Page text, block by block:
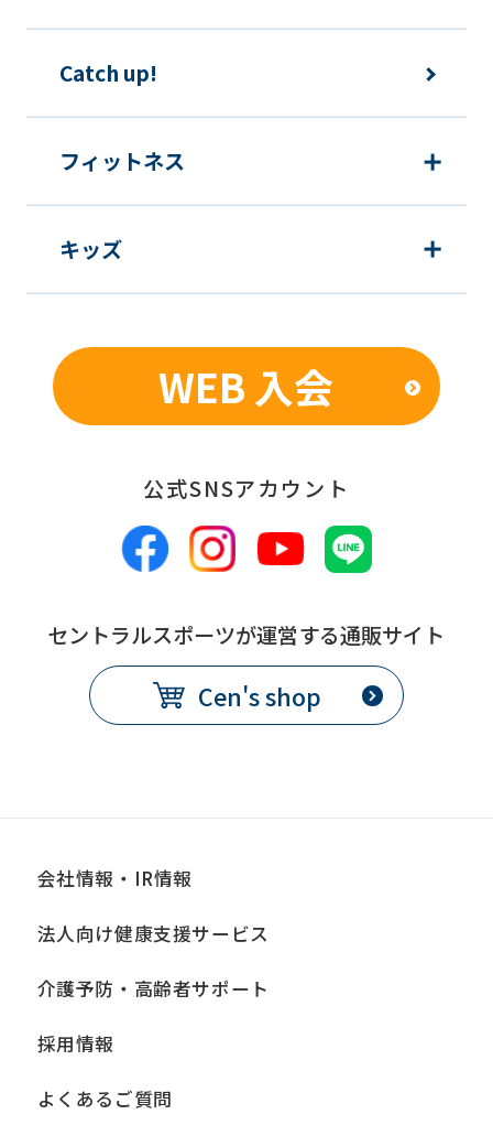
Catch up!
フィットネス
キッズ
WEB 入会
公式SNSアカウント
セントラルスポーツが運営する通販サイト
Cen's shop
会社情報・IR情報
法人向け健康支援サービス
介護予防・高齢者サポート
採用情報
よくあるご質問